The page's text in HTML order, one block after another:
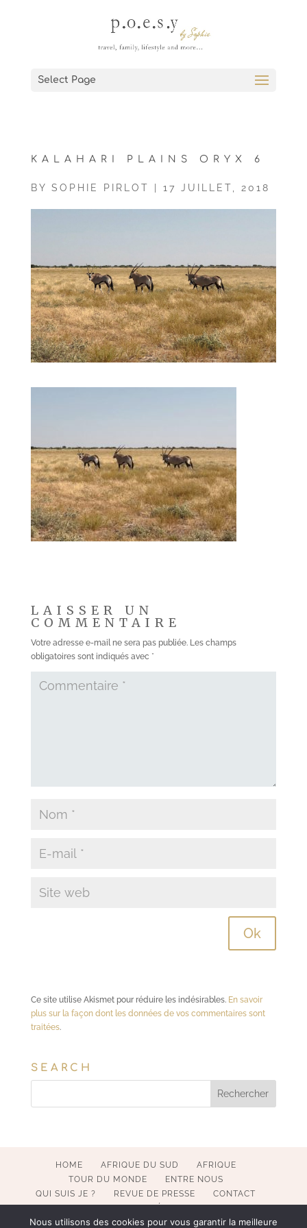
Select Page
KALAHARI PLAINS ORYX 6
BY SOPHIE PIRLOT 17 JUILLET, 2018
LAISSER UN
COMMENTAIRE
Votre adresse e-mail ne sera pas publiée. Les champs
obligatoires sont indiqués avec *
Ce site utilise Akismet pour réduire les indésirables. En savoir
plus sur la façon dont les données de vos commentaires sont
traitées.
SEARCH
HOME AFRIQUE DU SUD
AFRIQUE
TOUR DU MONDE
ENTRE NOUS
QUI SUIS JE ?
REVUE DE PRESSE
CONTACT
Nous utilisons des cookies pour vous garantir la meilleure